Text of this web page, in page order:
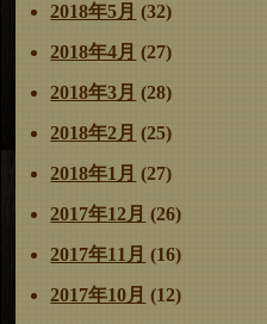
2018年5月 (32)
2018年4月 (27)
2018年3月 (28)
2018年2月 (25)
2018年1月 (27)
2017年12月 (26)
2017年11月 (16)
2017年10月 (12)